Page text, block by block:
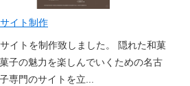
イト制作
イトを制作致しました。 隠れた和菓
子の魅力を楽しんでいくための名古
専門のサイトを立...